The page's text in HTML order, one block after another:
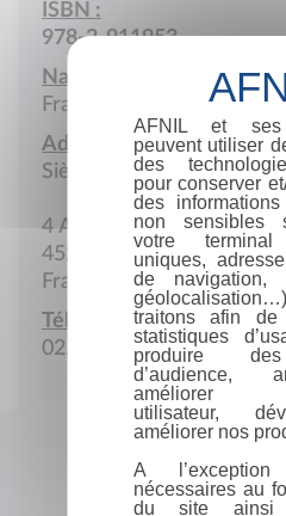
ISBN :
978-2-911953
Nationalité :
France
Adresse :
Siège social
4 Avenue de la Gare
45220 Triguères
France
Téléphone :
02.38.94.05.16
AFNIL et ses
peuvent utiliser
des
pour conserver
des
non sensibles
votre terminal
uniques,
de navigation,
traitons afin de
statistiques
produire
d’audience,
améliorer
utilisateur,
améliorer nos
A
nécessaires au
du site ainsi